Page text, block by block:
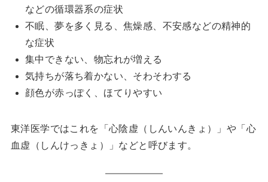
などの循環器系の症状
不眠、夢を多く見る、焦燥感、不安感などの精神的
な症状
集中できない、物忘れが増える
気持ちが落ち着かない、そわそわする
顔色が赤っぽく、ほてりやすい
東洋医学ではこれを「心陰虚（しんいんきょ）」や「心
血虚（しんけっきょ）」などと呼びます。